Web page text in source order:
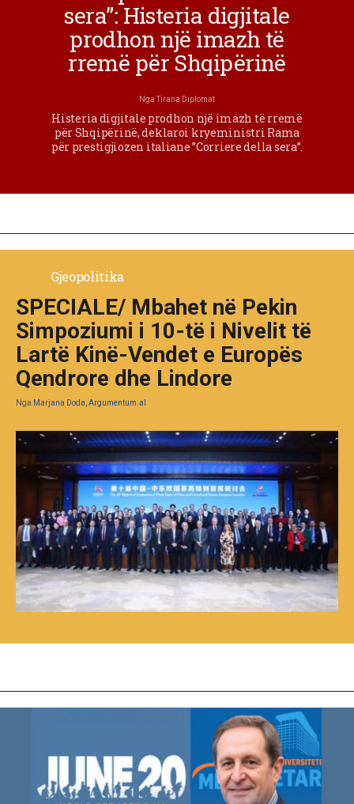
sera”: Histeria digjitale
prodhon një imazh të
rremë për Shqipërinë
NgaTirana Diplomat
Histeria digjitale prodhon një imazh të rremë
për Shqipërinë, deklaroi kryeministri Rama
për prestigjiozen italiane ”Corriere della sera”.
Gjeopolitika
SPECIALE/ Mbahet në Pekin
Simpoziumi i 10-të i Nivelit të
Lartë Kinë-Vendet e Europës
Qendrore dhe Lindore
Nga Marjana Doda, Argumentum.al